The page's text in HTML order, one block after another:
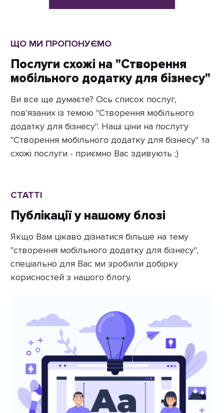
ЩО МИ ПРОПОНУЄМО
Послуги схожі на "Створення
мобільного додатку для бізнесу"
Ви все ще думаєте? Ось список послуг,
пов'язаних із темою "Створення мобільного
додатку для бізнесу". Наші ціни на послугу
"Створення мобільного додатку для бізнесу" та
схожі послуги - приємно Вас здивують ;)
СТАТТІ
Публікації у нашому блозі
Якщо Вам цікаво дізнатися більше на тему
"створення мобільного додатку для бізнесу",
спеціально для Вас ми зробили добірку
корисностей з нашого блогу.